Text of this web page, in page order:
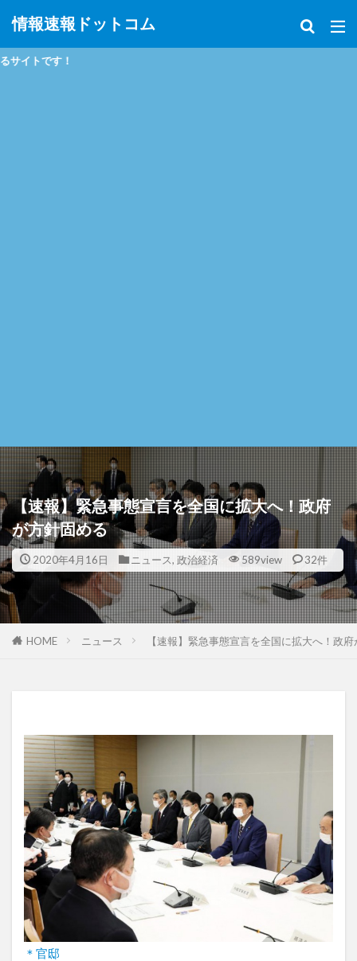
情報速報ドットコム
【速報】緊急事態宣言を全国に拡大へ！政府
が方針固める
2020年4月16日 ニュース, 政治経済 589view 32件
HOME ニュース 【速報】緊急事態宣言を全国に拡大へ！政
＊官邸